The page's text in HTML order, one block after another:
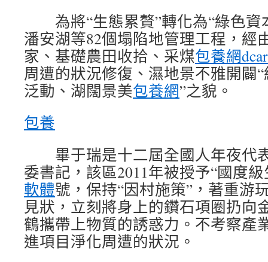
為將“生態累贅”轉化為“綠色資
潘安湖等82個塌陷地管理工程，經
家、基礎農田收拾、采煤包養網
周遭的狀況修復、濕地景不雅開闢
泛動、湖闊景美包養網”之貌。
包養
畢于瑞是十二屆全國人年夜代
委書記，該區2011年被授予“國度
軟體號，保持“因村施策”，著重游
見狀，立刻將身上的鑽石項圈扔向
鶴攜帶上物質的誘惑力。不考察產
進項目淨化周遭的狀況。